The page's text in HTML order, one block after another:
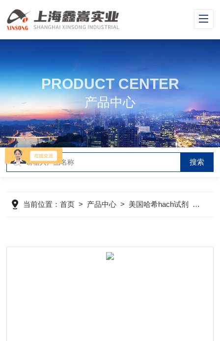
PRODUCT CENTER
产品中心
当前位置：首页 > 产品中心 > 美国哈希hach试剂